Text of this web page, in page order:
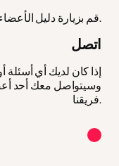
قم بزيارة دليل الأعضاء لديناهنا.
اتصل
إذا كان لديك أي أسئلة
فريقنا.